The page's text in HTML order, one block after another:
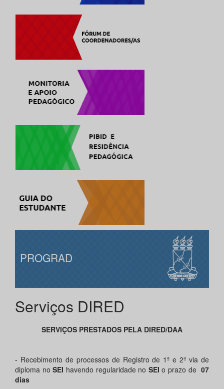
PROGRAD
Serviços DIRED
SERVIÇOS PRESTADOS PELA DIRED/DAA
- Recebimento de processos de Registro de 1ª e 2ª via de
diploma noSEI havendo regularidade no SEIo prazo de 07
dias